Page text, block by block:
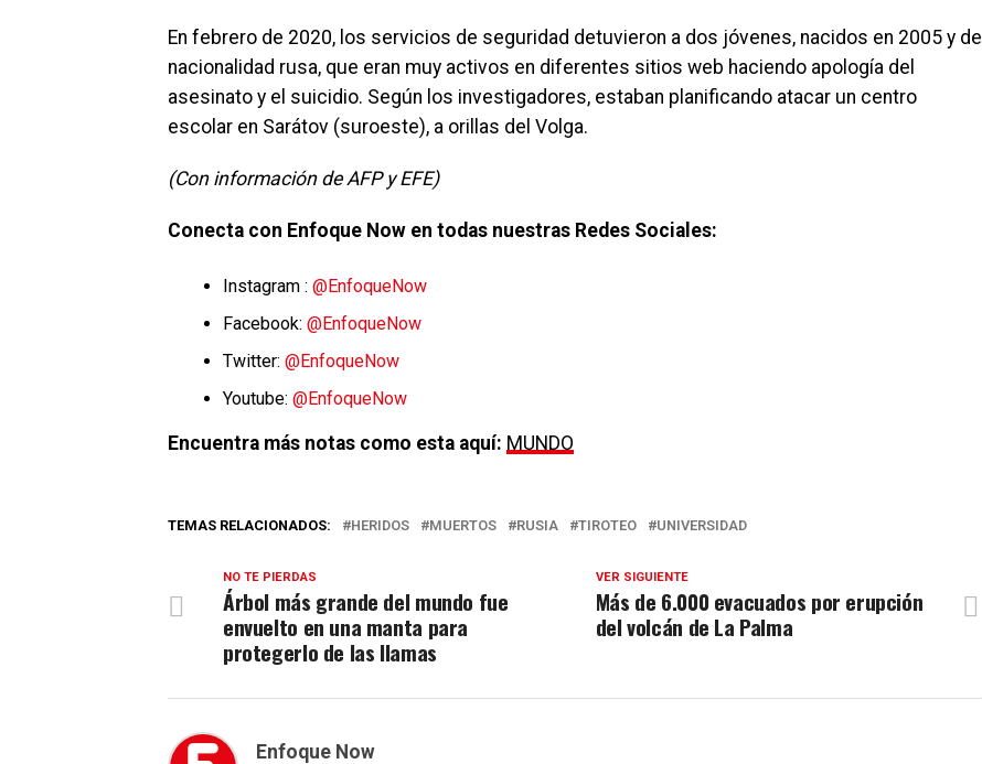
En febrero de 2020, los servicios de seguridad detuvieron a dos jóvenes, nacidos en 2005 y de
nacionalidad rusa, que eran muy activos en diferentes sitios web haciendo apología del
asesinato y el suicidio. Según los investigadores, estaban planificando atacar un centro
escolar en Sarátov (suroeste), a orillas del Volga.
(Con información de AFP y EFE)
Conecta con Enfoque Now en todas nuestras Redes Sociales:
Instagram : @EnfoqueNow
Facebook: @EnfoqueNow
Twitter: @EnfoqueNow
Youtube: @EnfoqueNow
Encuentra más notas como esta aquí: MUNDO
TEMAS RELACIONADOS: HERIDOS MUERTOS RUSIA TIROTEO UNIVERSIDAD
VER SIGUIENTE
Más de 6.000 evacuados por erupción
del volcán de La Palma
NO TE PIERDAS
Árbol más grande del mundo fue
envuelto en una manta para
protegerlo de las llamas
Enfoque Now